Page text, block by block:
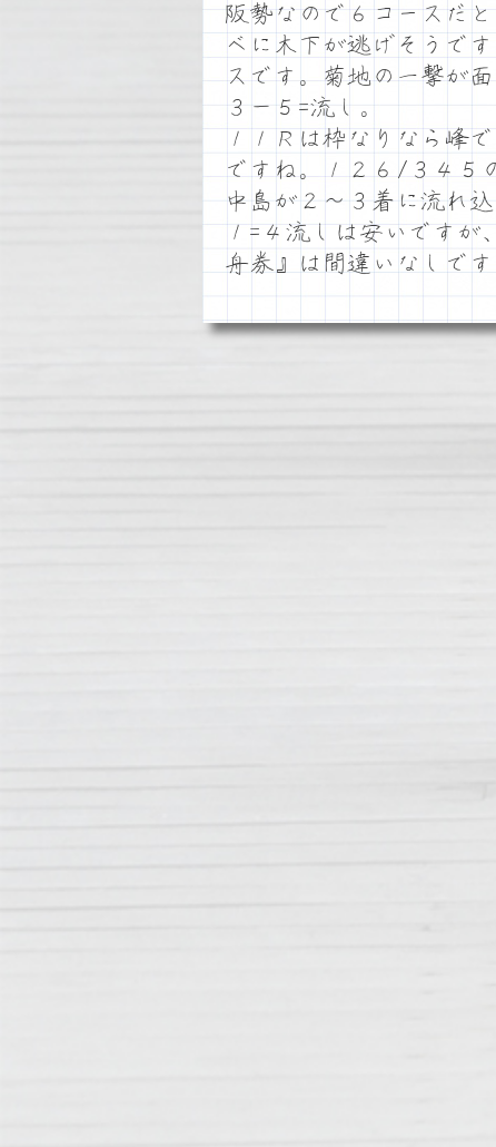
阪勢なので６コースだ
ベに木下が逃げそうで
スです。菊地の一撃が面
３－５=流し。
１１Ｒは枠なりなら峰
ですね。１２６/３４５
中島が２～３着に流れ
１=４流しは安いですが
舟券』は間違いなしです